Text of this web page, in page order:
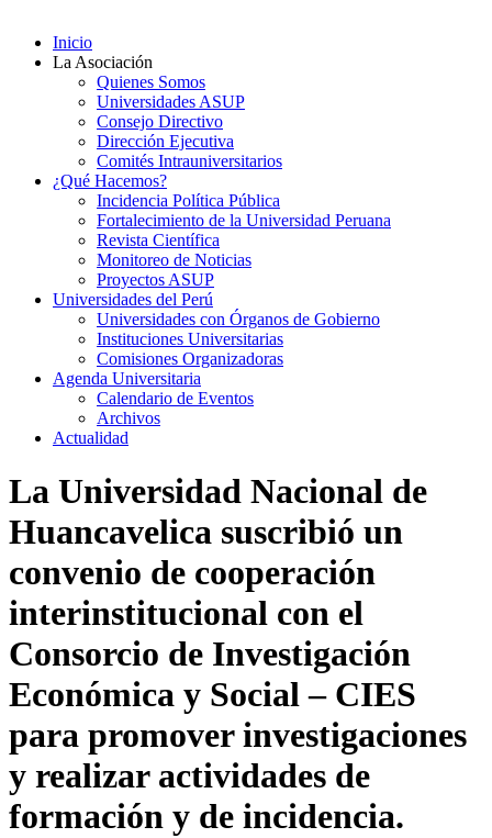
Inicio
La Asociación
Quienes Somos
Universidades ASUP
Consejo Directivo
Dirección Ejecutiva
Comités Intrauniversitarios
¿Qué Hacemos?
Incidencia Política Pública
Fortalecimiento de la Universidad Peruana
Revista Científica
Monitoreo de Noticias
Proyectos ASUP
Universidades del Perú
Universidades con Órganos de Gobierno
Instituciones Universitarias
Comisiones Organizadoras
Agenda Universitaria
Calendario de Eventos
Archivos
Actualidad
La Universidad Nacional de
Huancavelica suscribió un
convenio de cooperación
interinstitucional con el
Consorcio de Investigación
Económica y Social – CIES
para promover investigaciones
y realizar actividades de
formación y de incidencia.